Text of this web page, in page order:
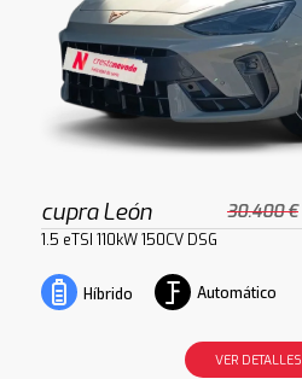
cupra León 30.400 €
1.5 eTSI 110kW 150CV DSG
Híbrido Automático
VER DETALLES